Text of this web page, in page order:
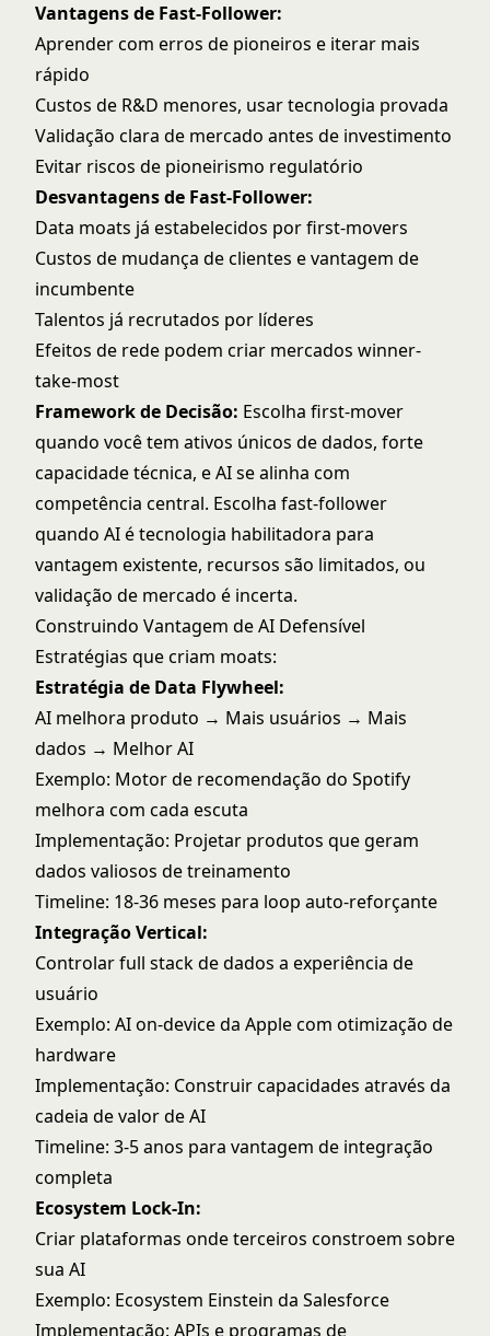
Vantagens de Fast-Follower:
Aprender com erros de pioneiros e iterar mais
rápido
Custos de R&D menores, usar tecnologia provada
Validação clara de mercado antes de investimento
Evitar riscos de pioneirismo regulatório
Desvantagens de Fast-Follower:
Data moats já estabelecidos por first-movers
Custos de mudança de clientes e vantagem de
incumbente
Talentos já recrutados por líderes
Efeitos de rede podem criar mercados winner-
take-most
Framework de Decisão: Escolha first-mover
quando você tem ativos únicos de dados, forte
capacidade técnica, e AI se alinha com
competência central. Escolha fast-follower
quando AI é tecnologia habilitadora para
vantagem existente, recursos são limitados, ou
validação de mercado é incerta.
Construindo Vantagem de AI Defensível
Estratégias que criam moats:
Estratégia de Data Flywheel:
AI melhora produto → Mais usuários → Mais
dados → Melhor AI
Exemplo: Motor de recomendação do Spotify
melhora com cada escuta
Implementação: Projetar produtos que geram
dados valiosos de treinamento
Timeline: 18-36 meses para loop auto-reforçante
Integração Vertical:
Controlar full stack de dados a experiência de
usuário
Exemplo: AI on-device da Apple com otimização de
hardware
Implementação: Construir capacidades através da
cadeia de valor de AI
Timeline: 3-5 anos para vantagem de integração
completa
Ecosystem Lock-In:
Criar plataformas onde terceiros constroem sobre
sua AI
Exemplo: Ecosystem Einstein da Salesforce
Implementação: APIs e programas de